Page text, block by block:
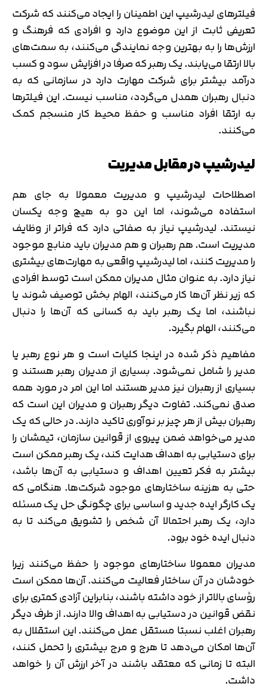
فیلترهای لیدرشیپ این اطمینان را ایجاد می‌کنند كه شركت
تعریفی ثابت از این موضوع دارد و افرادی كه فرهنگ و
ارزش‌ها را به بهترین وجه نمایندگی می‌كنند، به سمت‌های
بالا ارتقا می‌یابند. یک رهبر که صرفا در افزایش سود و کسب
درآمد بیشتر برای شرکت مهارت دارد در سازمانی که به
دنبال رهبران همدل می‌گردد، مناسب نیست. این فیلترها
به ارتقا افراد مناسب و حفظ محیط کار منسجم کمک
می‌کنند.
لیدرشیپ در مقابل مدیریت
اصطلاحات لیدرشیپ و مدیریت معمولا به جای هم
استفاده می‌شوند، اما این دو به هیچ وجه یکسان
نیستند. لیدرشیپ نیاز به صفاتی دارد که فراتر از وظایف
مدیریت است. هم رهبران و هم مدیران باید منابع موجود
را مدیریت کنند، اما لیدرشیپ واقعی به مهارت‌های بیشتری
نیاز دارد. به عنوان مثال مدیران ممکن است توسط افرادی
که زیر نظر آن‌ها کار می‌کنند، الهام بخش توصیف شوند یا
نباشند، اما یک رهبر باید به کسانی که آن‌ها را دنبال
می‌کنند، الهام بگیرد.
مفاهیم ذکر شده در اینجا کلیات است و هر نوع رهبر یا
مدیر را شامل نمی‌شود. بسیاری از مدیران رهبر هستند و
بسیاری از رهبران نیز مدیر هستند اما این امر در مورد همه
صدق نمی‌کند. تفاوت دیگر رهبران و مدیران این است که
رهبران بیش از هر چیز بر نوآوری تاکید دارند. در حالی که یک
مدیر می‌خواهد ضمن پیروی از قوانین سازمان، تیمشان را
برای دستیابی به اهداف هدایت کند، یک رهبر ممکن است
بیشتر به فکر تعیین اهداف و دستیابی به آن‌ها باشد،
حتی به هزینه ساختارهای موجود شرکت‌ها. هنگامی که
یک کارگر ایده جدید و اساسی برای چگونگی حل یک مسئله
دارد، یک رهبر احتمالا آن شخص را تشویق می‌کند تا به
دنبال ایده خود برود.
مدیران معمولا ساختارهای موجود را حفظ می‌کنند زیرا
خودشان در آن ساختار فعالیت می‌کنند. آن‌ها ممکن است
رؤسای بالاتر از خود داشته باشند، بنابراین آزادی کمتری برای
نقض قوانین در دستیابی به اهداف والا دارند. از طرف دیگر
رهبران اغلب نسبتا مستقل عمل می‌کنند. این استقلال به
آن‌ها امکان می‌دهد تا هرج و مرج بیشتری را تحمل کنند،
البته تا زمانی که معتقد باشند در آخر ارزش آن را خواهد
داشت.